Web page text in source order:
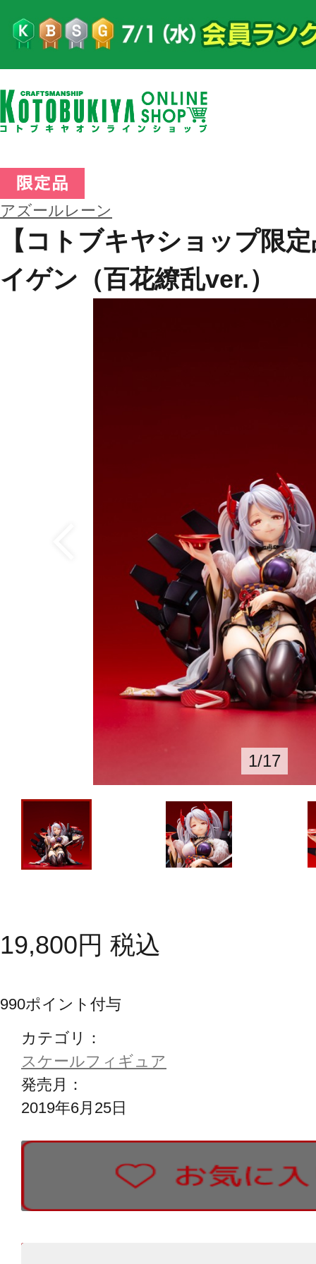
アズールレーン
【コトブキヤショップ限
イゲン（百花繚乱ver.）
1/17
19,800円 税込
990ポイント付与
カテゴリ：
スケールフィギュア
発売月：
2019年6月25日